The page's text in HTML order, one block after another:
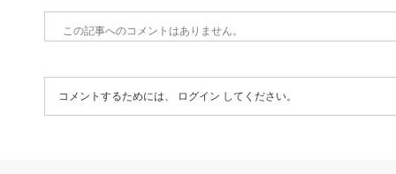
この記事へのコメントはありません。
コメントするためには、 ログイン してください。